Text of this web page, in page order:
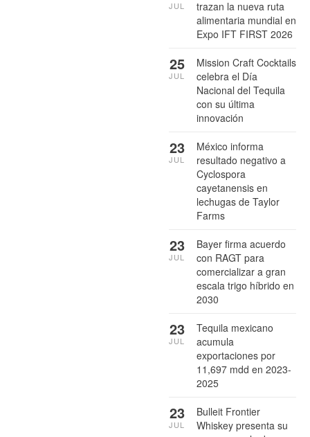
trazan la nueva ruta
alimentaria mundial en
Expo IFT FIRST 2026
JUL
Mission Craft Cocktails
celebra el Día
Nacional del Tequila
con su última
innovación
25
JUL
México informa
resultado negativo a
Cyclospora
cayetanensis en
lechugas de Taylor
Farms
23
JUL
Bayer firma acuerdo
con RAGT para
comercializar a gran
escala trigo híbrido en
2030
23
JUL
Tequila mexicano
acumula
exportaciones por
11,697 mdd en 2023-
2025
23
JUL
Bulleit Frontier
Whiskey presenta su
23
JUL